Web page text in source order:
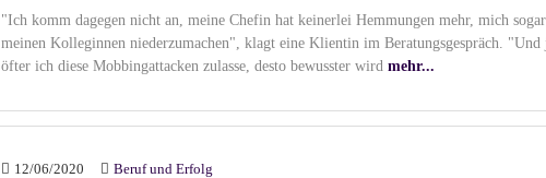
"Ich komm dagegen nicht an, meine Chefin hat keinerlei Hemmungen mehr, mich
meinen Kolleginnen niederzumachen", klagt eine Klientin im Beratungsgespräch. "Und
öfter ich diese Mobbingattacken zulasse, desto bewusster wird mehr...
12/06/2020 Beruf und Erfolg